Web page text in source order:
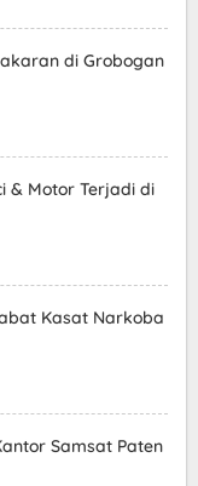
di Grobogan
& Motor Terjadi di
Kasat Narkoba
Samsat Paten